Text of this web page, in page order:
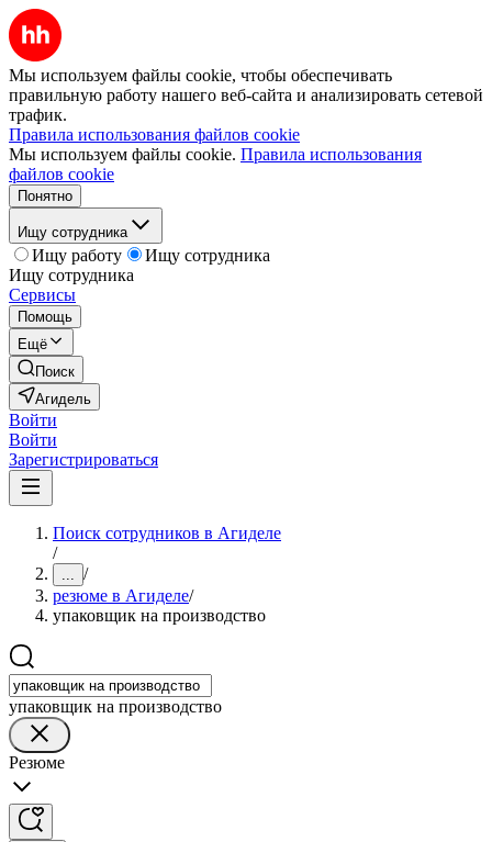
Мы используем файлы cookie, чтобы обеспечивать
правильную работу нашего веб-сайта и анализировать сетевой
трафик.
Правила использования файлов cookie
Мы используем файлы cookie. Правила использования
файлов cookie
Понятно
Ищу сотрудника
Ищу работу
Ищу сотрудника
Ищу сотрудника
Сервисы
Помощь
Ещё
Поиск
Агидель
Войти
Войти
Зарегистрироваться
Поиск сотрудников в Агиделе
/
... /
резюме в Агиделе/
упаковщик на производство
упаковщик на производство
Резюме